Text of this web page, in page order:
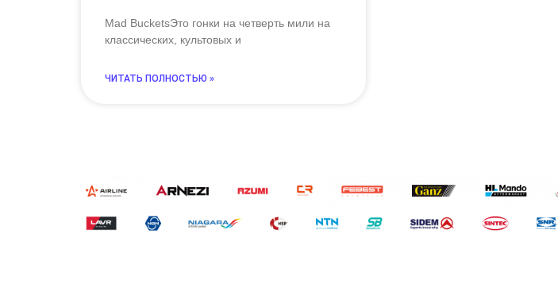
Mad BucketsЭто гонки на четверть мили на
классических, культовых и
ЧИТАТЬ ПОЛНОСТЬЮ »